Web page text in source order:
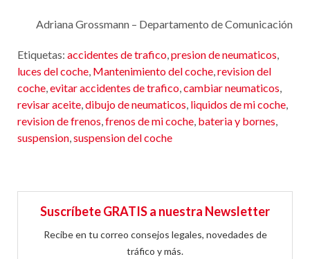
Adriana Grossmann – Departamento de Comunicación
Etiquetas: accidentes de trafico,presion de neumaticos,
luces del coche, Mantenimiento del coche,revision del
coche,evitar accidentes de trafico,cambiar neumaticos,
revisar aceite,dibujo de neumaticos, liquidos de mi coche,
revision de frenos,frenos de mi coche, bateria y bornes,
suspension,suspension del coche
Suscríbete GRATIS a nuestra Newsletter
Recibe en tu correo consejos legales, novedades de
tráfico y más.